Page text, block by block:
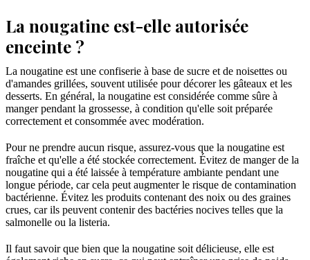
La nougatine est-elle autorisée
enceinte ?
La nougatine est une confiserie à base de sucre et de noisettes ou
d'amandes grillées, souvent utilisée pour décorer les gâteaux et les
desserts. En général, la nougatine est considérée comme sûre à
manger pendant la grossesse, à condition qu'elle soit préparée
correctement et consommée avec modération.
Pour ne prendre aucun risque, assurez-vous que la nougatine est
fraîche et qu'elle a été stockée correctement. Évitez de manger de la
nougatine qui a été laissée à température ambiante pendant une
longue période, car cela peut augmenter le risque de contamination
bactérienne. Évitez les produits contenant des noix ou des graines
crues, car ils peuvent contenir des bactéries nocives telles que la
salmonelle ou la listeria.
Il faut savoir que bien que la nougatine soit délicieuse, elle est